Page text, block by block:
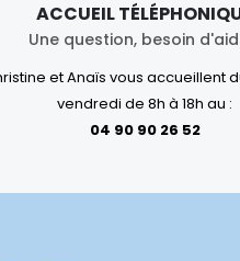
ACCUEIL
Une question, besoin
et Anaïs vous accueillent
vendredi de 8h à 18h au :
04 90 90 26 52